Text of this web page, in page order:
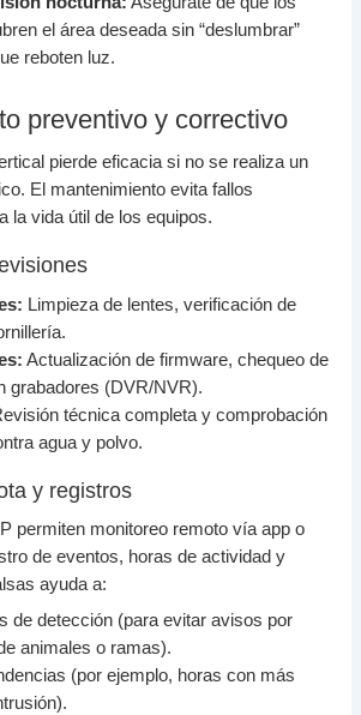
el área deseada sin “deslumbrar”
reboten luz.
preventivo y correctivo
pierde eficacia si no se realiza un
El mantenimiento evita fallos
la vida útil de los equipos.
Limpieza de lentes, verificación de
Actualización de firmware, chequeo de
grabadores (DVR/NVR).
técnica completa y comprobación
agua y polvo.
y registros
permiten monitoreo remoto vía app o
de eventos, horas de actividad y
ayuda a:
de detección (para evitar avisos por
animales o ramas).
(por ejemplo, horas con más